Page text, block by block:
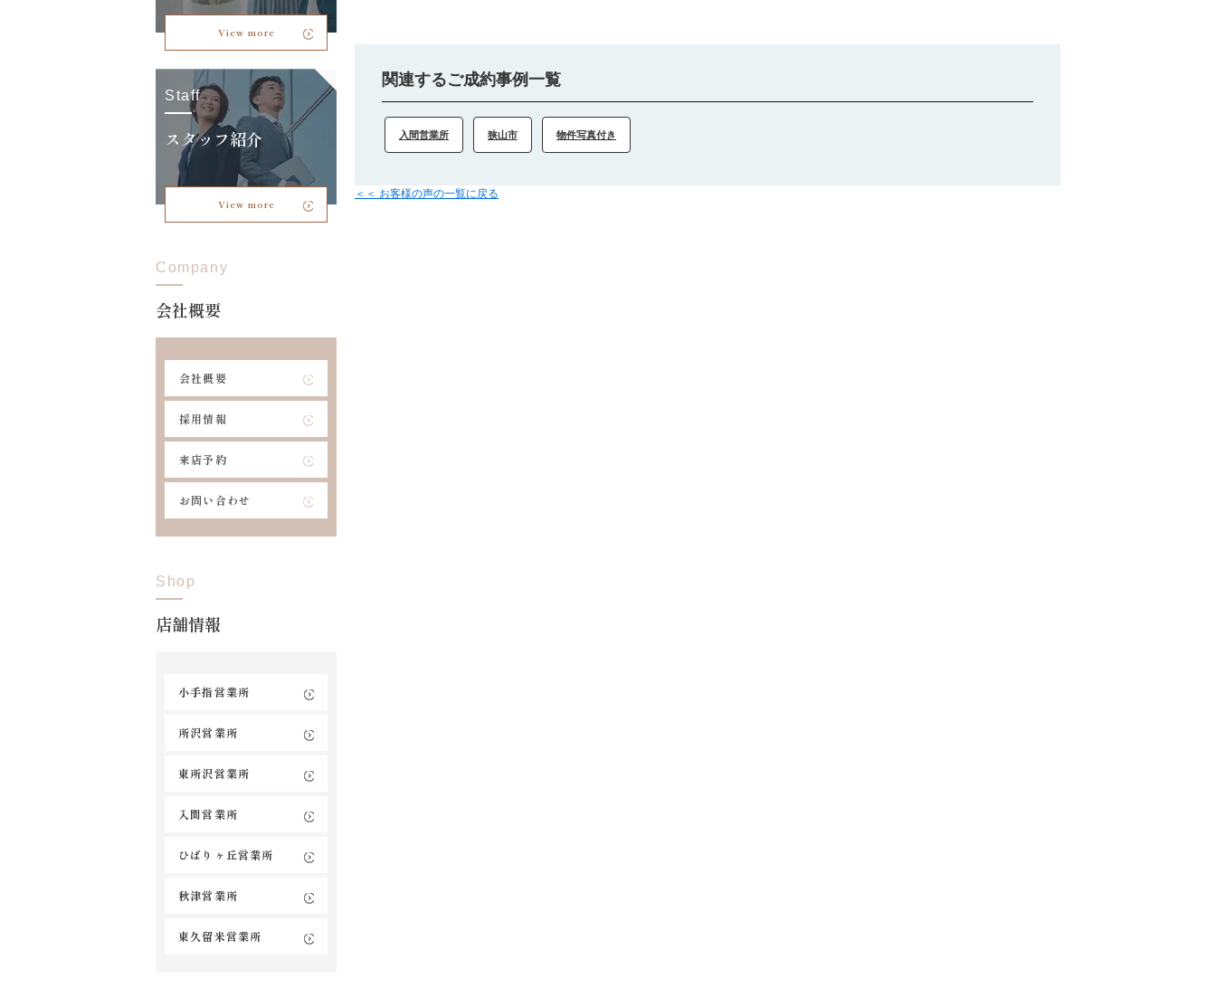
関連するご成約事例一覧
入間営業所 狭山市 物件写真付き
＜＜ お客様の声の一覧に戻る
View more
Staff
スタッフ紹介
View more
Company
会社概要
会社概要
採用情報
来店予約
お問い合わせ
Shop
店舗情報
小手指営業所
所沢営業所
東所沢営業所
入間営業所
ひばりヶ丘営業所
秋津営業所
東久留米営業所